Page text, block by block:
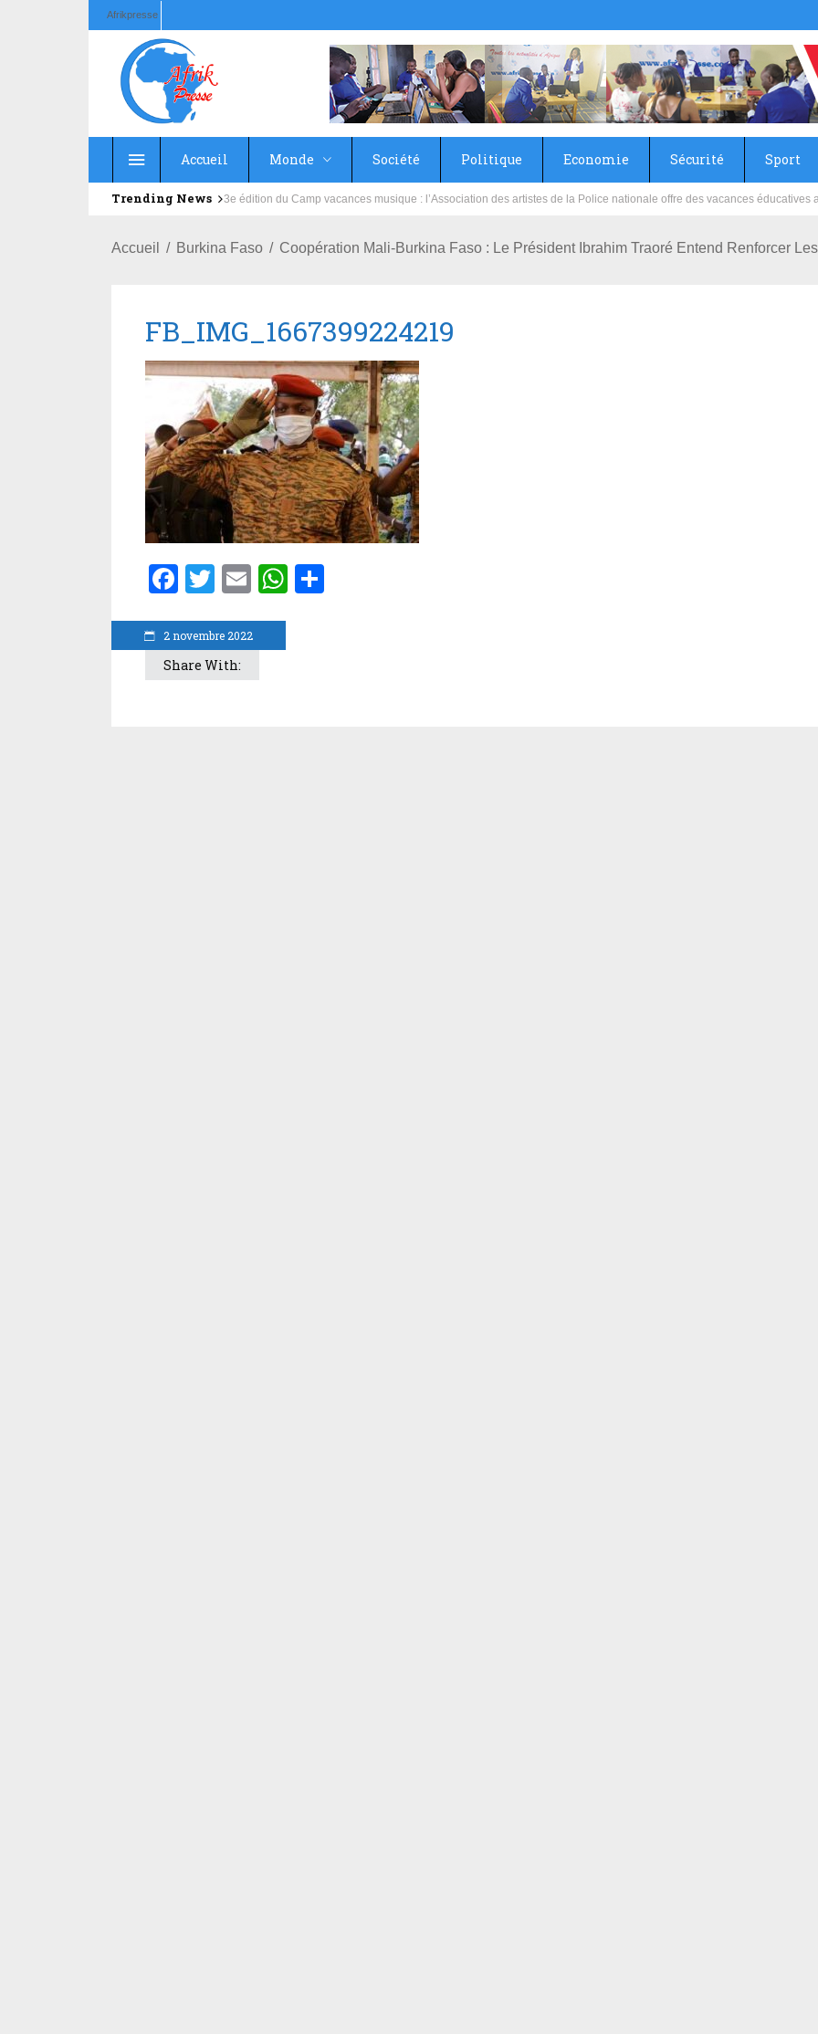
Afrikpresse
Accueil Monde Société Politique Economie Sécurité Sport
Trending News Education : la fédération de la Russie rénove les écoles primaire et collège du Camp Général Aboubacar Sangoulé
Accueil Burkina Faso Coopération Mali-Burkina Faso : Le Président Ibrahim Traoré Entend Renforcer
2 novembre 2022
FB_IMG_1667399224219
Facebook
Twitter
EmailWhatsApp
Share With: